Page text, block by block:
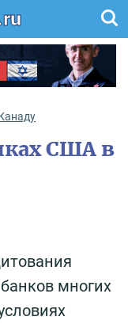
США в
многих